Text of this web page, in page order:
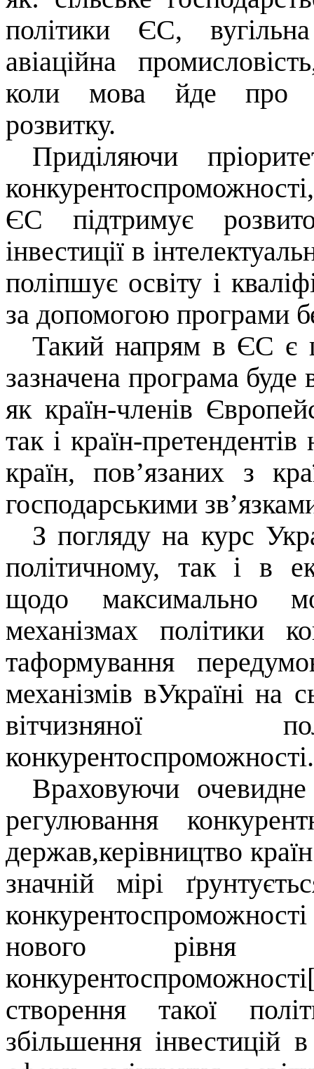
політики ЄС,
авіаційна
коли мова йде про
розвитку.
Приділяючи
ЄС підтримує
інвестиції в
поліпшує освіту і
за допомогою програми
Такий напрям в ЄС є
зазначена програма буде
як країн-членів
так і країн-
країн, пов’язаних з
господарськими
З погляду на курс
політичному, так і в
щодо максимально
механізмах політики
таформування
механізмів вУкраїні на
вітчизняної
конкурентоспроможності.
Враховуючи
регулювання
держав,керівництво
значній мірі
нового рівня
створення такої
збільшення інвестицій